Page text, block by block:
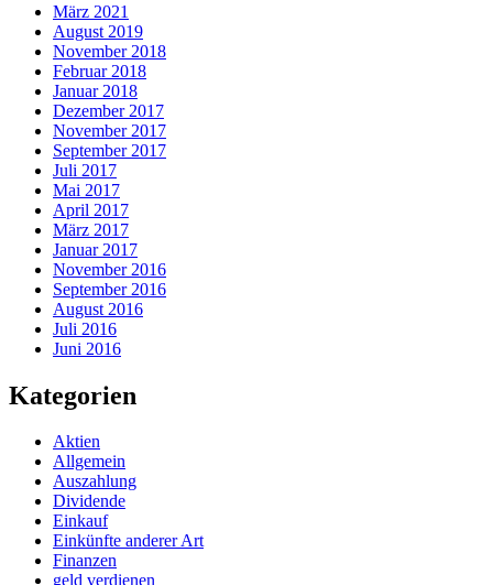
März 2021
August 2019
November 2018
Februar 2018
Januar 2018
Dezember 2017
November 2017
September 2017
Juli 2017
Mai 2017
April 2017
März 2017
Januar 2017
November 2016
September 2016
August 2016
Juli 2016
Juni 2016
Kategorien
Aktien
Allgemein
Auszahlung
Dividende
Einkauf
Einkünfte anderer Art
Finanzen
geld verdienen